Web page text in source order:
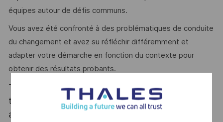
équipes autour de défis communs.
Vous avez été confronté à des problématiques de conduite
du changement et avez su réfléchir différemment et
adapter votre démarche en fonction du contexte pour
obtenir des résultats probants.
Thales, entreprise Handi-Engagée, reconnait
tous les talents. La diversité est notre meilleur
atout. Postulez et rejoignez nous !